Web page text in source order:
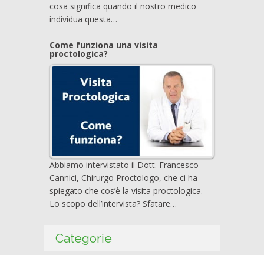
cosa significa quando il nostro medico
individua questa…
Come funziona una visita
proctologica?
Abbiamo intervistato il Dott. Francesco
Cannici, Chirurgo Proctologo, che ci ha
spiegato che cos’è la visita proctologica.
Lo scopo dell’intervista? Sfatare…
Categorie